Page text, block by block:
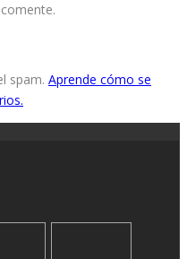
spam. Aprende cómo se